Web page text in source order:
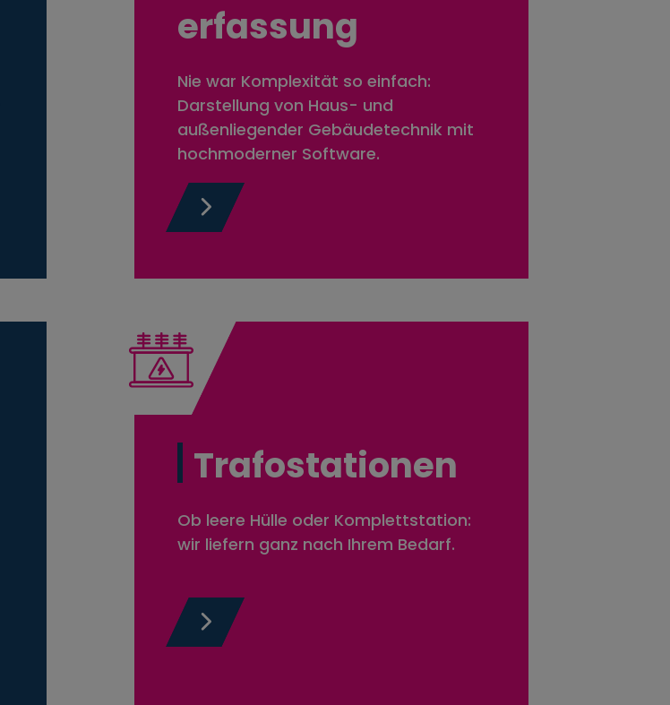
erfassung
Nie war Komplexität so einfach:
Darstellung von Haus- und
außenliegender Gebäudetechnik mit
hochmoderner Software.
Trafo­stationen
Ob leere Hülle oder Komplettstation:
wir liefern ganz nach Ihrem Bedarf.